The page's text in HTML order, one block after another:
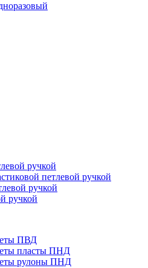
ручкой
петлевой ручкой
ручкой
ручкой
ПВД
пласты ПНД
рулоны ПНД